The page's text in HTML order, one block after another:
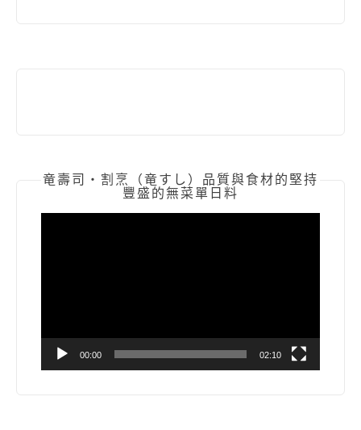
竜壽司‧割烹（竜すし）品質與食材的堅持
豐盛的無菜單日料
00:00 02:10